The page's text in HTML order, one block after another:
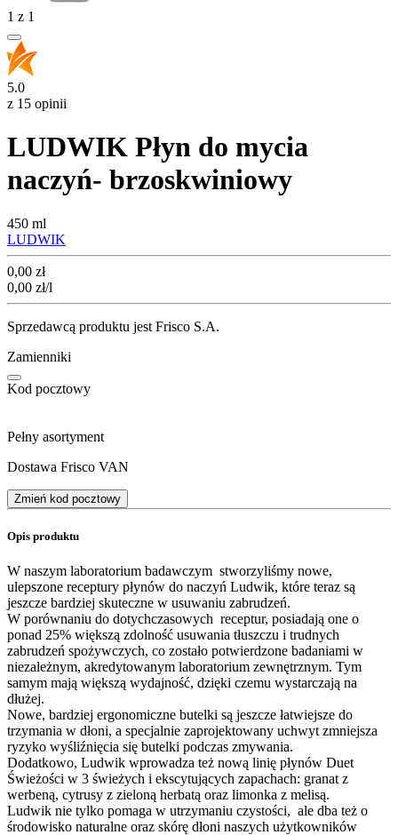
1 z 1
5.0
z 15 opinii
LUDWIK Płyn do mycia
naczyń- brzoskwiniowy
450 ml
LUDWIK
Cena
0,00 zł
0,00 zł/l
Sprzedawcą produktu jest Frisco S.A.
Zamienniki
Kod pocztowy
Pełny asortyment
Dostawa Frisco VAN
Zmień kod pocztowy
Opis produktu
W naszym laboratorium badawczym stworzyliśmy nowe,
ulepszone receptury płynów do naczyń Ludwik, które teraz są
jeszcze bardziej skuteczne w usuwaniu zabrudzeń.
W porównaniu do dotychczasowych receptur, posiadają one o
ponad 25% większą zdolność usuwania tłuszczu i trudnych
zabrudzeń spożywczych, co zostało potwierdzone badaniami w
niezależnym, akredytowanym laboratorium zewnętrznym. Tym
samym mają większą wydajność, dzięki czemu wystarczają na
dłużej.
Nowe, bardziej ergonomiczne butelki są jeszcze łatwiejsze do
trzymania w dłoni, a specjalnie zaprojektowany uchwyt zmniejsza
ryzyko wyśliźnięcia się butelki podczas zmywania.
Dodatkowo, Ludwik wprowadza też nową linię płynów Duet
Świeżości w 3 świeżych i ekscytujących zapachach: granat z
werbeną, cytrusy z zieloną herbatą oraz limonka z melisą.
Ludwik nie tylko pomaga w utrzymaniu czystości, ale dba też o
środowisko naturalne oraz skórę dłoni naszych użytkowników